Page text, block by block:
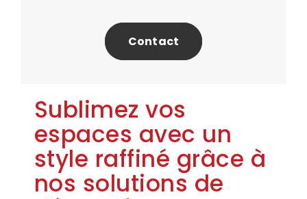
Contact
Sublimez vos
espaces avec un
style raffiné grâce à
nos solutions de